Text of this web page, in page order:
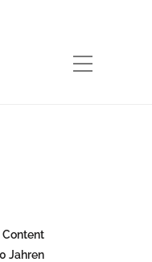
Content
Jahren